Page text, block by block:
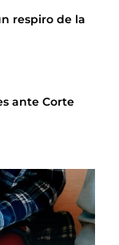
respiro de la
ante Corte